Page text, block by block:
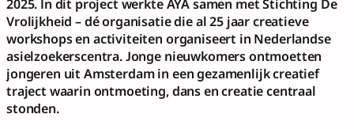
2025. In dit project werkte AYA samen met Stichting De
Vrolijkheid – dé organisatie die al 25 jaar creatieve
workshops en activiteiten organiseert in Nederlandse
asielzoekerscentra. Jonge nieuwkomers ontmoetten
jongeren uit Amsterdam in een gezamenlijk creatief
traject waarin ontmoeting, dans en creatie centraal
stonden.